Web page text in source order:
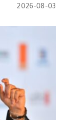
2026-08-03